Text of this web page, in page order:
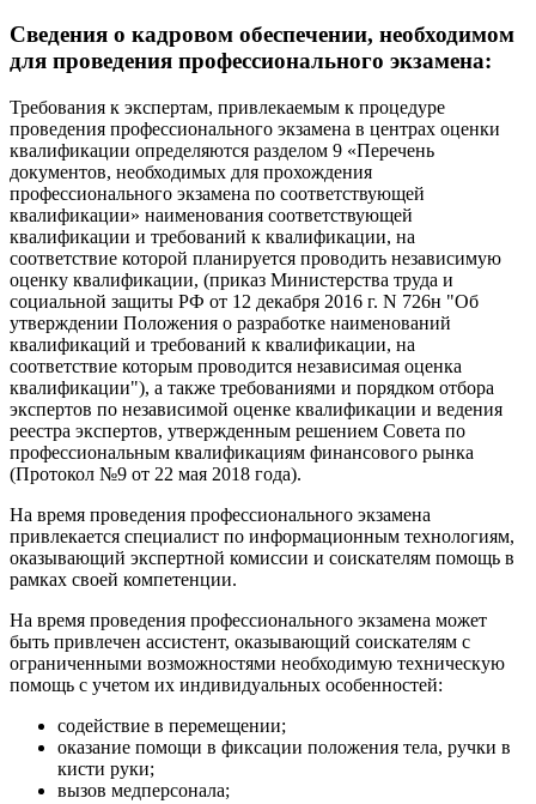
Сведения о кадровом обеспечении, необходимом
для проведения профессионального экзамена:
Требования к экспертам, привлекаемым к процедуре
проведения профессионального экзамена в центрах оценки
квалификации определяются разделом 9 «Перечень
документов, необходимых для прохождения
профессионального экзамена по соответствующей
квалификации» наименования соответствующей
квалификации и требований к квалификации, на
соответствие которой планируется проводить независимую
оценку квалификации, (приказ Министерства труда и
социальной защиты РФ от 12 декабря 2016 г. N 726н "Об
утверждении Положения о разработке наименований
квалификаций и требований к квалификации, на
соответствие которым проводится независимая оценка
квалификации"), а также требованиями и порядком отбора
экспертов по независимой оценке квалификации и ведения
реестра экспертов, утвержденным решением Совета по
профессиональным квалификациям финансового рынка
(Протокол №9 от 22 мая 2018 года).
На время проведения профессионального экзамена
привлекается специалист по информационным технологиям,
оказывающий экспертной комиссии и соискателям помощь в
рамках своей компетенции.
На время проведения профессионального экзамена может
быть привлечен ассистент, оказывающий соискателям с
ограниченными возможностями необходимую техническую
помощь с учетом их индивидуальных особенностей:
содействие в перемещении;
оказание помощи в фиксации положения тела, ручки в
кисти руки;
вызов медперсонала;